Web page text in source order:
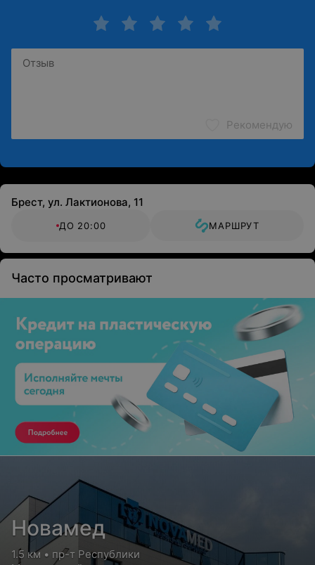
Рекомендую
Брест, ул. Лактионова, 11
ДО 20:00 МАРШРУТ
Часто просматривают
Новамед
1.5 км • пр-т Республики